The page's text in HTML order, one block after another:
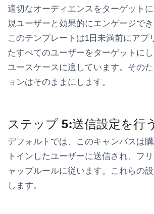
適切なオーディエンスをターゲット
規ユーザーと効果的にエンゲージでき
このテンプレートは1日未満前にアプ
たすべてのユーザーをターゲットに
ユースケースに適しています。その
ョンはそのままにします。
ステップ 5:送信設定を行う
デフォルトでは、このキャンバスは
トインしたユーザーに送信され、フ
ャップルールに従います。これらの
します。